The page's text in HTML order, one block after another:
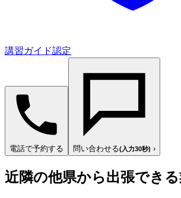
講習ガイド認定
電話で予約する 問い合わせる(入力30秒) ›
近隣の他県から出張でき